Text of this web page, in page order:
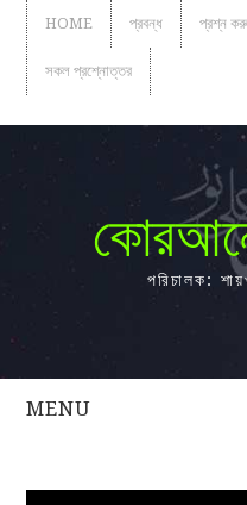
HOME প্রবন্ধ প্রশ্ন
সকল প্রশ্নোত্তর
পরিচালক:
MENU
সকল